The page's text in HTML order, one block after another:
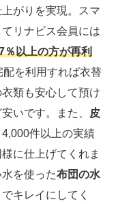
がりを実現。スマ
リナビス会員には
％以上の方が再利
配を利用すれば衣替
類も安心して預け
いです。また、 皮
4,000件以上の実績
に仕上げてくれま
を使った布団の水
キレイにしてく